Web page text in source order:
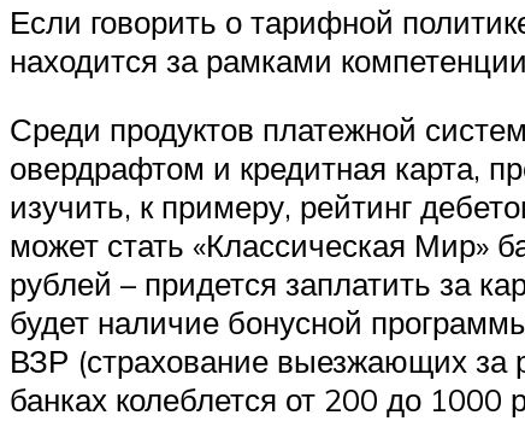
Если говорить о тарифной
находится за рамками
Среди продуктов платежной
овердрафтом и кредитная карта,
изучить, к примеру, рейтинг
может стать «Классическая Мир»
рублей – придется заплатить за
будет наличие бонусной
ВЗР (страхование выезжающих за
банках колеблется от 200 до 1000